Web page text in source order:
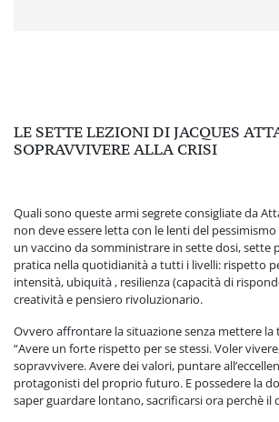
LE SETTE LEZIONI DI JACQUES
SOPRAVVIVERE ALLA CRISI
Quali sono queste armi segrete consigliate da
non deve essere letta con le lenti del
un vaccino da somministrare in sette dosi, sette
pratica nella quotidianità a tutti i livelli: rispetto
intensità, ubiquità , resilienza (capacità di
creatività e pensiero rivoluzionario.
Ovvero affrontare la situazione senza mettere la
“Avere un forte rispetto per se stessi. Voler
sopravvivere. Avere dei valori, puntare
protagonisti del proprio futuro. E possedere la
saper guardare lontano, sacrificarsi ora perchè il